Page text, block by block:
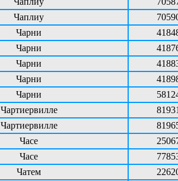
Чаплиу
Чарни
Чарни
Чарни
Чарни
Чарни
Чартиервилле
Чартиервилле
Часе
Часе
Чатем